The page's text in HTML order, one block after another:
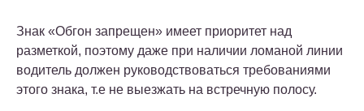
Знак «Обгон запрещен» имеет приоритет над
разметкой, поэтому даже при наличии ломаной линии
водитель должен руководствоваться требованиями
этого знака, т.е не выезжать на встречную полосу.